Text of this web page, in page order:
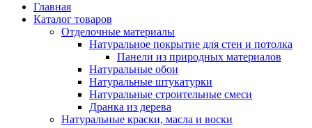
Главная
Каталог товаров
Отделочные материалы
Натуральное покрытие для стен и потолка
Панели из природных материалов
Натуральные обои
Натуральные штукатурки
Натуральные строительные смеси
Дранка из дерева
Натуральные краски, масла и воски